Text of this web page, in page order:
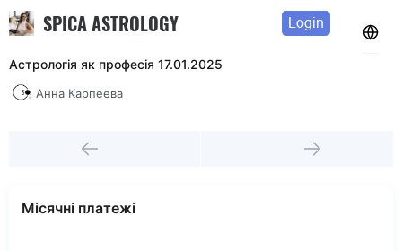
SPICA ASTROLOGY Login
Астрологія як професія 17.01.2025
Анна Карпеева
Місячні платежі